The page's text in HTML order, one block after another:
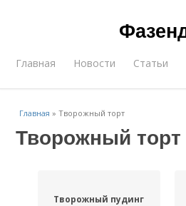
Главная Новости Статьи
Главная »Творожный торт
Творожный торт
Творожный пудинг